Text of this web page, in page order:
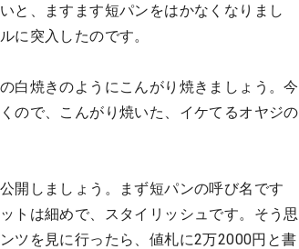
と、ますます短パンをはかなくなりまし
に突入したのです。
白焼きのようにこんがり焼きましょう。今
ので、こんがり焼いた、イケてるオヤジの
開しましょう。まず短パンの呼び名です
トは細めで、スタイリッシュです。そう思
ツを見に行ったら、値札に2万2000円と書